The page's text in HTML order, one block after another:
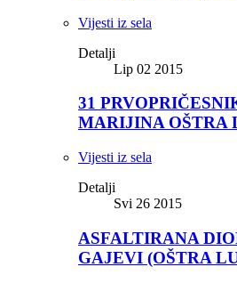
Vijesti iz sela
Detalji
Lip 02 2015
31
MARIJINA OŠTRA
Vijesti iz sela
Detalji
Svi 26 2015
ASFALTIRANA
GAJEVI (OŠTRA